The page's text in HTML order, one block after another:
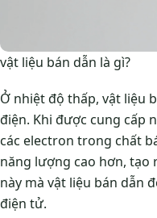
vật liệu bán dẫn là gì?
Ở nhiệt độ thấp, vật liệu
điện. Khi được cung cấp
các electron trong chất
năng lượng cao hơn, tạo
này mà vật liệu bán dẫn
điện tử.